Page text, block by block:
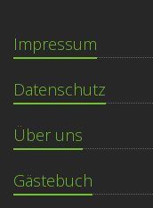
Impressum
Datenschutz
Über uns
Gästebuch